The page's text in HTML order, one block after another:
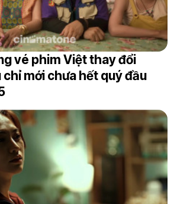
vé phim Việt thay đổi
mới chưa hết quý đầu